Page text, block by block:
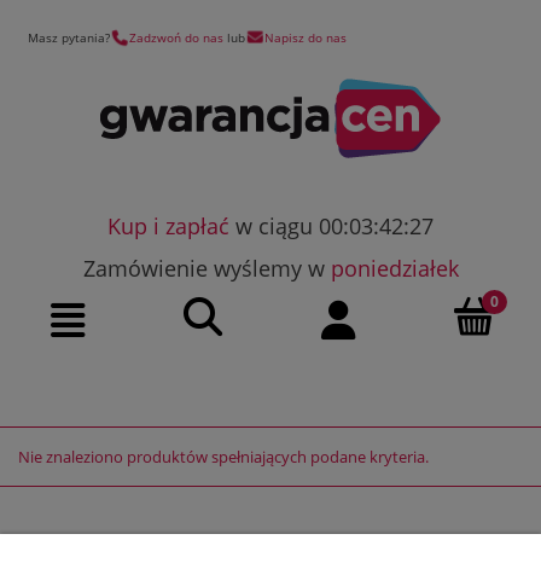
Masz pytania? Zadzwoń do nas lub Napisz do nas
Kup i zapłać w ciągu 00:03:42:27
Zamówienie wyślemy w poniedziałek
Nie znaleziono produktów spełniających podane kryteria.